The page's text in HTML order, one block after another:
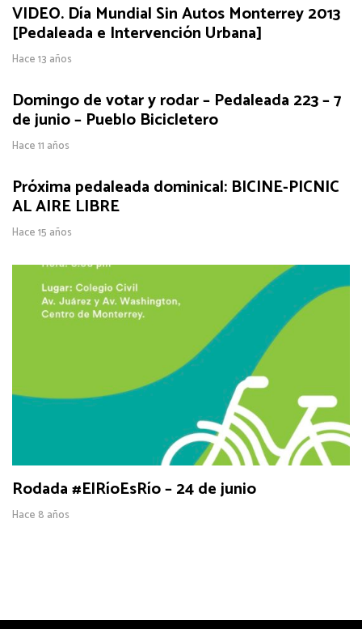
VIDEO. Día Mundial Sin Autos Monterrey 2013
[Pedaleada e Intervención Urbana]
Hace 13 años
Domingo de votar y rodar – Pedaleada 223 – 7
de junio – Pueblo Bicicletero
Hace 11 años
Próxima pedaleada dominical: BICINE-PICNIC
AL AIRE LIBRE
Hace 15 años
Rodada #ElRíoEsRío – 24 de junio
Hace 8 años